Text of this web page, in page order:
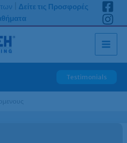
Δείτε τις Προσφορές
Testimonials